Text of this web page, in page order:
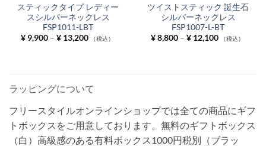
スティックタイプ レディー
スシルバーネックレス
FSP1011-LBT
¥9,900 – ¥13,200価
格
（税込）
ツイストスティック 誕生石
シルバーネックレス
FSP1007-L-BT
¥8,800 – ¥12,100価
格
（税込）
ラッピングについて
フリースタイルオンラインショップでは全ての商品にギフ
トボックスをご用意しております。無料のギフトボックス
（白）高級感のある有料ボックス1000円税別（ブラッ